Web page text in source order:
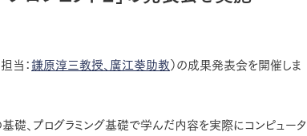
当： 鎌原淳三教授、 廣江葵助教 ）の成果発表会を開催しま
礎、プログラミング基礎で学んだ内容を実際にコンピュータ